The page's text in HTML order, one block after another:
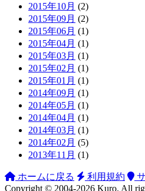
2015年10月 (2)
2015年09月 (2)
2015年06月 (1)
2015年04月 (1)
2015年03月 (1)
2015年02月 (1)
2015年01月 (1)
2014年09月 (1)
2014年05月 (1)
2014年04月 (1)
2014年03月 (1)
2014年02月 (5)
2013年11月 (1)
ホームに戻る 利用規約
Copyright © 2004-2026 Kuro. All